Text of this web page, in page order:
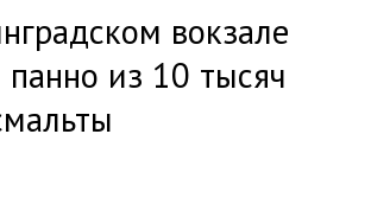
вокзале
панно из 10 тысяч